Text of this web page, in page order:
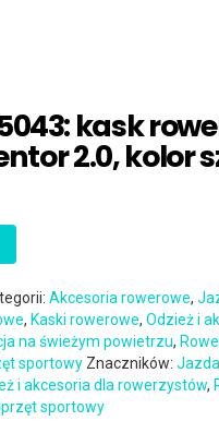
kask
2.0, kolor
Akcesoria rowerowe,
, Kaski rowerowe, Odzież i
na świeżym powietrzu,
sportowy Znaczników:
i akcesoria dla rowerzystów,
sportowy